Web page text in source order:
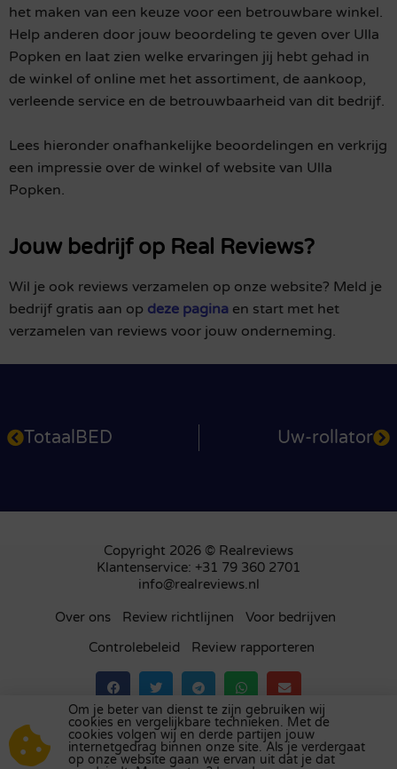
het maken van een keuze voor een betrouwbare winkel.
Help anderen door jouw beoordeling te geven over Ulla
Popken en laat zien welke ervaringen jij hebt gehad in
de winkel of online met het assortiment, de aankoop,
verleende service en de betrouwbaarheid van dit bedrijf.
Lees hieronder onafhankelijke beoordelingen en verkrijg
een impressie over de winkel of website van Ulla
Popken.
Jouw bedrijf op Real Reviews?
Wil je ook reviews verzamelen op onze website? Meld je
bedrijf gratis aan op deze pagina en start met het
verzamelen van reviews voor jouw onderneming.
TotaalBED Uw-rollator
Copyright 2026 © Realreviews
Klantenservice: +31 79 360 2701
info@realreviews.nl
Over ons Review richtlijnen
Voor bedrijven
Controlebeleid
Review rapporteren
Bezoek ons review platform inhet Verenigd
Koninkrijk,Frankrijk,Duitsland ,België,Spanje,
Om je beter van dienst te zijn gebruiken wij
cookies en vergelijkbare technieken. Met de
cookies volgen wij en derde partijen jouw
internetgedrag binnen onze site. Als je verdergaat
op onze website gaan we ervan uit dat je dat